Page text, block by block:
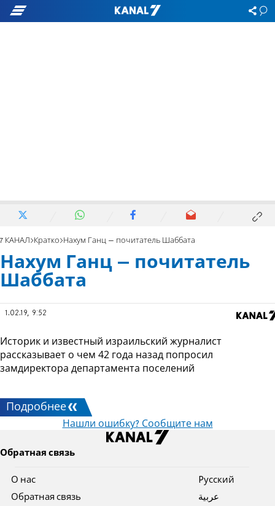
7 КАНАЛ Кратко Нахум Ганц – почитатель Шаббата
Нахум Ганц – почитатель
Шаббата
1.02.19, 9:52
Историк и известный израильский журналист
рассказывает о чем 42 года назад попросил
замдиректора департамента поселений
Подробнее
Нашли ошибку? Сообщите нам
Обратная связь
О нас
Обратная связь
Pусский
عربية